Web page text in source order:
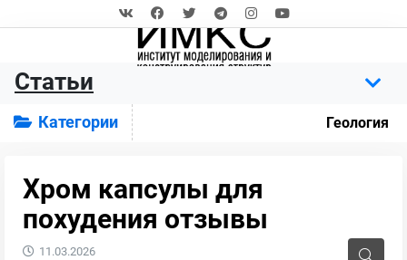
Статьи
Категории Геология
Хром капсулы для
похудения отзывы
11.03.2026